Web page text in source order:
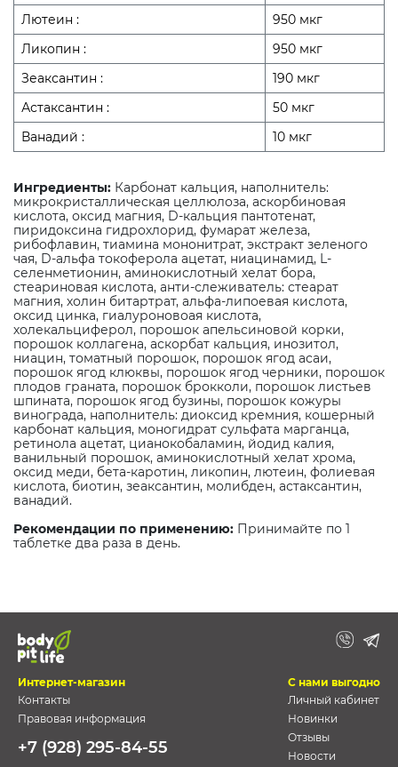
Лютеин :
950 мкг
Ликопин :
950 мкг
Зеаксантин :
190 мкг
Астаксантин :
50 мкг
Ванадий :
10 мкг
Ингредиенты: Карбонат кальция, наполнитель:
микрокристаллическая целлюлоза, аскорбиновая
кислота, оксид магния, D-кальция пантотенат,
пиридоксина гидрохлорид, фумарат железа,
рибофлавин, тиамина мононитрат, экстракт зеленого
чая, D-альфа токоферола ацетат, ниацинамид, L-
селенметионин, аминокислотный хелат бора,
стеариновая кислота, анти-слеживатель: стеарат
магния, холин битартрат, альфа-липоевая кислота,
оксид цинка, гиалуроновоая кислота,
холекальциферол, порошок апельсиновой корки,
порошок коллагена, аскорбат кальция, инозитол,
ниацин, томатный порошок, порошок ягод асаи,
порошок ягод клюквы, порошок ягод черники, порошок
плодов граната, порошок брокколи, порошок листьев
шпината, порошок ягод бузины, порошок кожуры
винограда, наполнитель: диоксид кремния, кошерный
карбонат кальция, моногидрат сульфата марганца,
ретинола ацетат, цианокобаламин, йодид калия,
ванильный порошок, аминокислотный хелат хрома,
оксид меди, бета-каротин, ликопин, лютеин, фолиевая
кислота, биотин, зеаксантин, молибден, астаксантин,
ванадий.
Рекомендации по применению: Принимайте по 1
таблетке два раза в день.
Интернет-магазин
Контакты
Правовая информация
+7 (928) 295-84-55
С нами выгодно
Личный кабинет
Новинки
Отзывы
Новости